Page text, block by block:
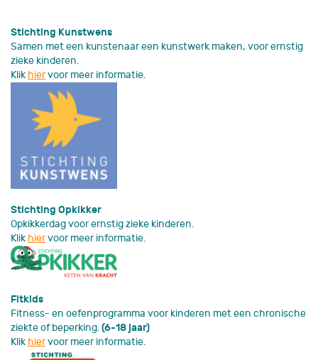
Stichting Kunstwens
Samen met een kunstenaar een kunstwerk maken, voor ernstig
zieke kinderen.
Klik hiervoor meer informatie.
Stichting Opkikker
Opkikkerdag voor ernstig zieke kinderen.
Klik hiervoor meer informatie.
Fitkids
Fitness- en oefenprogramma voor kinderen met een chronische
ziekte of beperking.(6-18 jaar)
Klik hiervoor meer informatie.